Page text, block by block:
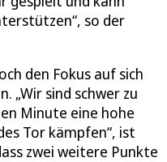
so der
den Fokus auf sich
„Wir sind schwer zu
Minute eine hohe
Tor kämpfen“, ist
zwei weitere Punkte